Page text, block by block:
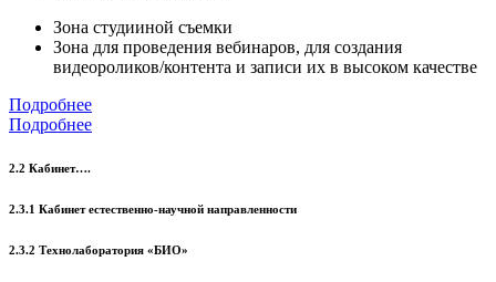
Зона студииной съемки
Зона для проведения вебинаров, для создания
видеороликов/контента и записи их в высоком качестве
Подробнее
Подробнее
2.2 Кабинет….
2.3.1 Кабинет естественно-научной направленности
2.3.2 Технолаборатория «БИО»